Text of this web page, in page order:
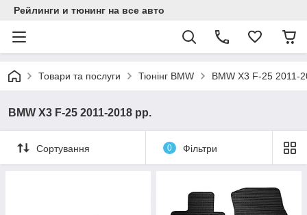
Рейлинги и тюнинг на все авто
Товари та послуги Тюнінг BMW BMW X3 F-25 2011-
BMW X3 F-25 2011-2018 рр.
Сортування 0 Фільтри